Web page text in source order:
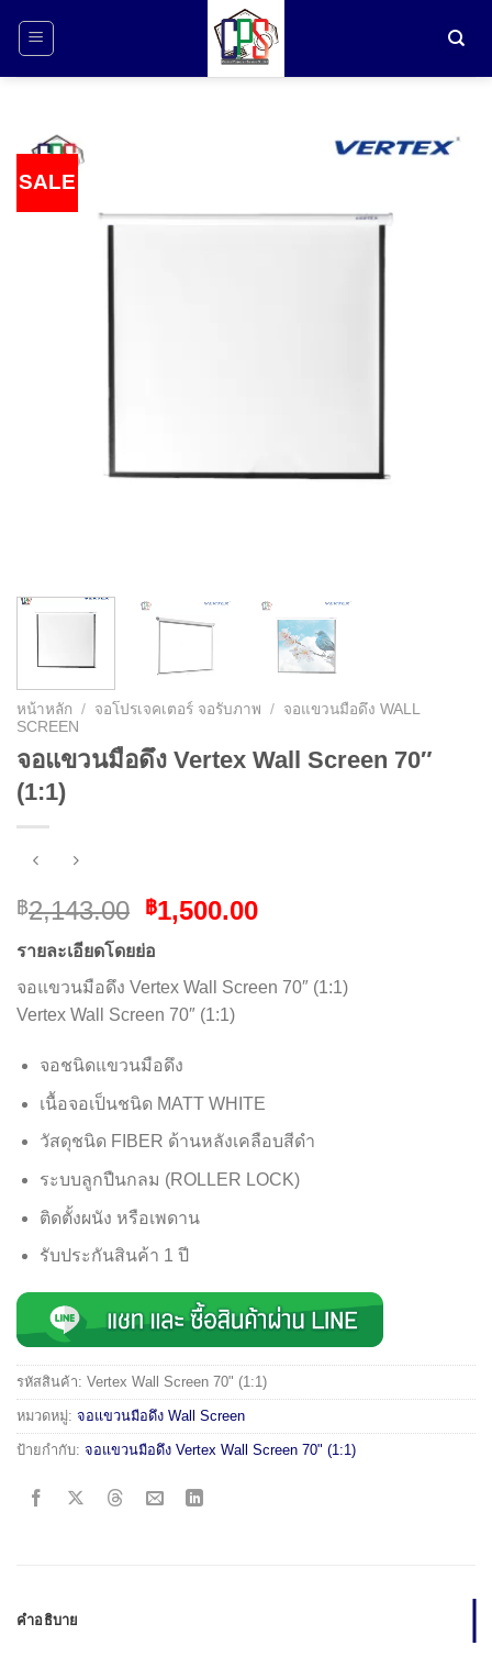
SALE
หน้าหลัก / จอโปรเจคเตอร์ จอรับภาพ / จอแขวนมือดึง WALL
SCREEN
จอแขวนมือดึง Vertex Wall Screen 70″
(1:1)
฿2,143.00 Original
price
was:
฿2,143.00.
฿1,500.00Current
฿1,500.00.
รายละเอียดโดยย่อ
จอแขวนมือดึง Vertex Wall Screen 70″ (1:1)
Vertex Wall Screen 70″ (1:1)
จอชนิดแขวนมือดึง
เนื้อจอเป็นชนิด MATT WHITE
วัสดุชนิด FIBER ด้านหลังเคลือบสีดำ
ระบบลูกปืนกลม (ROLLER LOCK)
ติดตั้งผนัง หรือเพดาน
รับประกันสินค้า 1 ปี
รหัสสินค้า: Vertex Wall Screen 70" (1:1)
หมวดหมู่: จอแขวนมือดึง Wall Screen
ป้ายกำกับ: จอแขวนมือดึง Vertex Wall Screen 70" (1:1)
คำอธิบาย